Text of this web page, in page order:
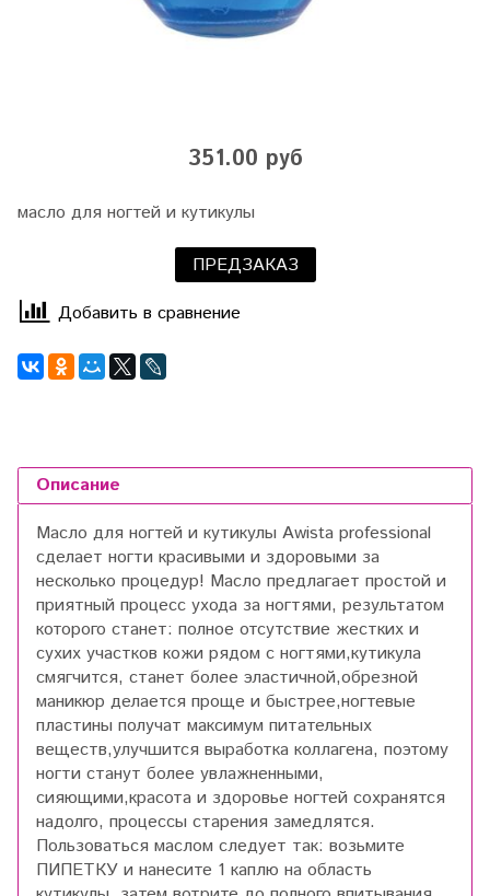
351.00 руб
масло для ногтей и кутикулы
ПРЕДЗАКАЗ
Добавить в сравнение
Описание
Масло для ногтей и кутикулы Awista professional
сделает ногти красивыми и здоровыми за
несколько процедур! Масло предлагает простой и
приятный процесс ухода за ногтями, результатом
которого станет: полное отсутствие жестких и
сухих участков кожи рядом с ногтями,кутикула
смягчится, станет более эластичной,обрезной
маникюр делается проще и быстрее,ногтевые
пластины получат максимум питательных
веществ,улучшится выработка коллагена, поэтому
ногти станут более увлажненными,
сияющими,красота и здоровье ногтей сохранятся
надолго, процессы старения замедлятся.
Пользоваться маслом следует так: возьмите
ПИПЕТКУ и нанесите 1 каплю на область